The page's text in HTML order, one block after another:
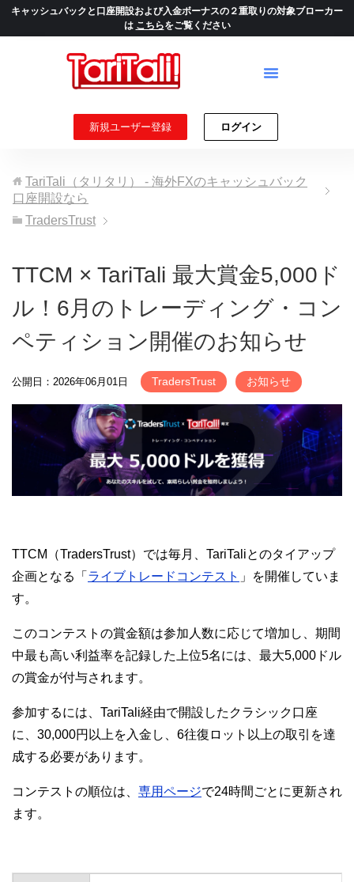
キャッシュバックと口座開設および入金ボーナスの２重取りの対象ブローカー
は こちらをご覧ください
新規ユーザー登録 ログイン
TariTali（タリタリ） - 海外FXのキャッシュバック
口座開設なら
TradersTrust
TTCM × TariTali 最大賞金5,000ド
ル！6月のトレーディング・コン
ペティション開催のお知らせ
公開日：2026年06月01日 TradersTrust お知らせ
TTCM（TradersTrust）では毎月、TariTaliとのタイアップ
企画となる「 ライブトレードコンテスト 」を開催していま
す。
このコンテストの賞金額は参加人数に応じて増加し、期間
中最も高い利益率を記録した上位5名には、最大5,000ドル
の賞金が付与されます。
参加するには、TariTali経由で開設したクラシック口座
に、30,000円以上を入金し、6往復ロット以上の取引を達
成する必要があります。
コンテストの順位は、 専用ページで24時間ごとに更新され
ます。